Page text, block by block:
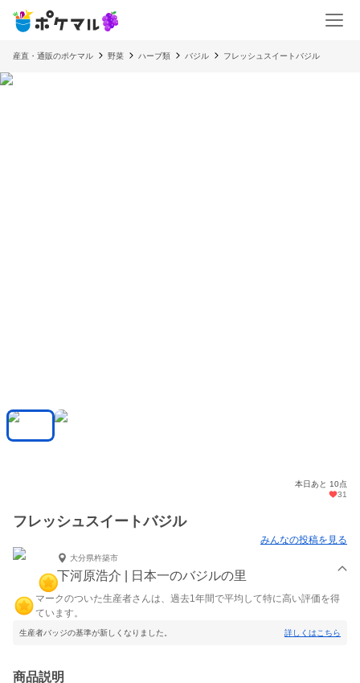
産直・通販のポケマル 野菜 ハーブ類 バジル フレッシュスイートバジル
本日あと 10点
31
フレッシュスイートバジル
みんなの投稿を見る
大分県杵築市
下河原浩介 | 日本一のバジルの里
マークのついた生産者さんは、過去1年間で平均して特に高い評価を得
ています。
生産者バッジの基準が新しくなりました。 詳しくはこちら
商品説明